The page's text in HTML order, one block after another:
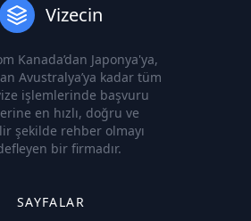
Vizecin
Kanada’dan Japonya'ya,
Avustralya’ya kadar tüm
işlemlerinde başvuru
en hızlı, doğru ve
şekilde rehber olmayı
bir firmadır.
SAYFALAR